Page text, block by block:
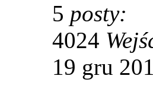
5 posty:
4024
19 gru